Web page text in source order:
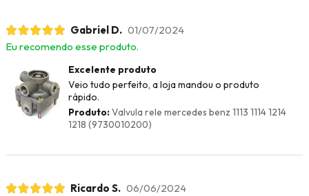
Gabriel D. 01/07/2024
Eu recomendo esse produto.
Excelente produto
Veio tudo perfeito, a loja mandou o produto
rápido.
Produto:Valvula rele mercedes benz 1113 1114 1214
1218 (9730010200)
Ricardo S. 06/06/2024